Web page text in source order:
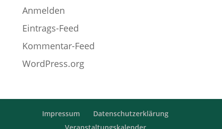
Anmelden
Eintrags-Feed
Kommentar-Feed
WordPress.org
Impressum
Datenschutzerklärung